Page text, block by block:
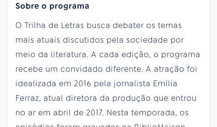
Sobre o programa
O Trilha de Letras busca debater os temas
mais atuais discutidos pela sociedade por
meio da literatura. A cada edição, o programa
recebe um convidado diferente. A atração foi
idealizada em 2016 pela jornalista Emília
Ferraz, atual diretora da produção que entrou
no ar em abril de 2017. Nesta temporada, os